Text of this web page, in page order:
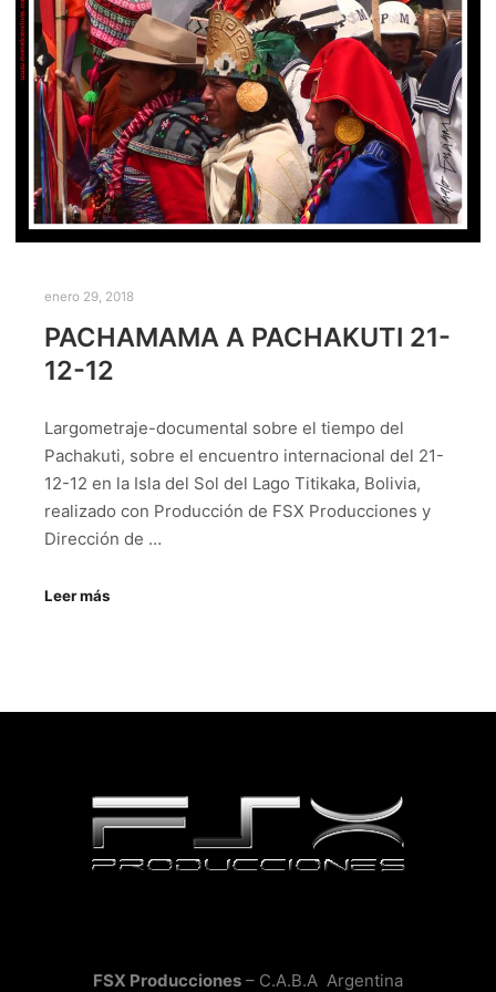
enero 29, 2018
PACHAMAMA A PACHAKUTI 21-
12-12
Largometraje-documental sobre el tiempo del
Pachakuti, sobre el encuentro internacional del 21-
12-12 en la Isla del Sol del Lago Titikaka, Bolivia,
realizado con Producción de FSX Producciones y
Dirección de …
Leer más
FSX Producciones – C.A.B.A Argentina